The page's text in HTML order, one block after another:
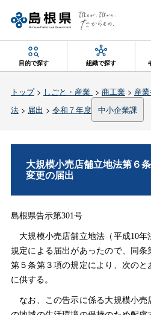
目的で探す 組織で探す
トップ> しごと・産業 > 商工業> 産
法> 届出 > 令和７年度 中小企業課
大規模小売店舗立地法第６
変更の届出
島根県告示第301号
大規模小売店舗立地法（平成10年
規定による届出があったので、同
第５条第３項の規定により、次の
に供する。
なお、この告示に係る大規模小売